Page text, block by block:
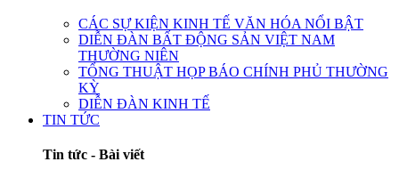
CÁC SỰ KIỆN KINH TẾ VĂN HÓA NỔI BẬT
DIỄN ĐÀN BẤT ĐỘNG SẢN VIỆT NAM
THƯỜNG NIÊN
TỔNG THUẬT HỌP BÁO CHÍNH PHỦ THƯỜNG
KỲ
DIỄN ĐÀN KINH TẾ
TIN TỨC
Tin tức - Bài viết